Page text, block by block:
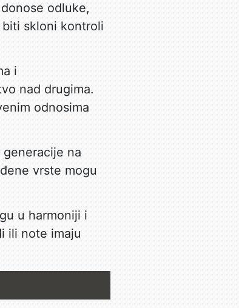
odluke,
skloni kontroli
i
nad drugima.
odnosima
na
vrste mogu
u harmoniji i
ili note imaju